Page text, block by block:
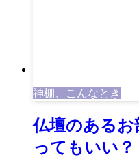
神棚、こんなとき
仏壇のあるお
ってもいい？